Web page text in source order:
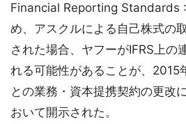
Financial Reporting Standards :
め、アスクルによる自己株式の
された場合、ヤフーがIFRS上の
れる可能性があることが、2015
との業務・資本提携契約の更改
おいて開示された。